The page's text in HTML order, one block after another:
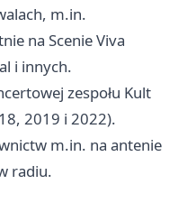
m.in.
na Scenie Viva
i innych.
zespołu Kult
2019 i 2022).
m.in. na antenie
radiu.